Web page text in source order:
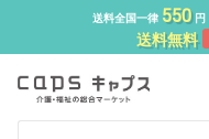
送料全国一律 550円
送料無料